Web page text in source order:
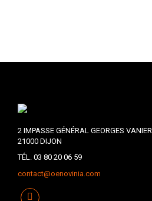
2 IMPASSE GÉNÉRAL GEORGES VANIER
21000 DIJON
TÉL. 03 80 20 06 59
contact@oenovinia.com